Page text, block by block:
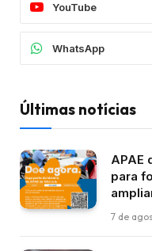
YouTube
WhatsApp
Últimas notícias
APAE
para
7 de